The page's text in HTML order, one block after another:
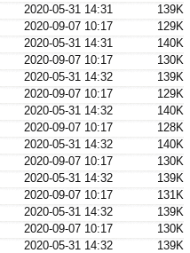
2020-05-31 14:31
139K
2020-09-07 10:17
129K
2020-05-31 14:31
140K
2020-09-07 10:17
130K
2020-05-31 14:32
139K
2020-09-07 10:17
129K
2020-05-31 14:32
140K
2020-09-07 10:17
128K
2020-05-31 14:32
140K
2020-09-07 10:17
130K
2020-05-31 14:32
139K
2020-09-07 10:17
131K
2020-05-31 14:32
139K
2020-09-07 10:17
130K
2020-05-31 14:32
139K